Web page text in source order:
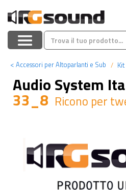
< Accessori per Altoparlanti e Sub Kit
Audio System
33_8 Ricono per